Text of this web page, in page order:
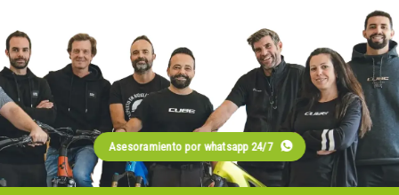
Asesoramiento por whatsapp 24/7